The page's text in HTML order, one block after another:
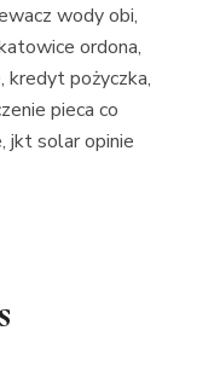
wody obi,
ordona,
pożyczka,
pieca co
jkt solar opinie